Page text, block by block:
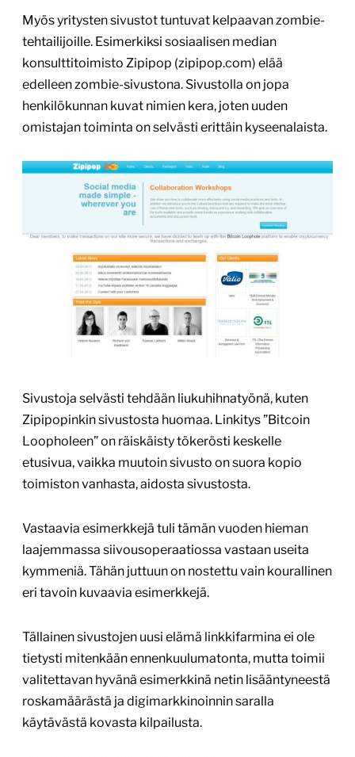
Myös yritysten sivustot tuntuvat kelpaavan zombie-
tehtailijoille. Esimerkiksi sosiaalisen median
konsulttitoimisto Zipipop (zipipop.com) elää
edelleen zombie-sivustona. Sivustolla on jopa
henkilökunnan kuvat nimien kera, joten uuden
omistajan toiminta on selvästi erittäin kyseenalaista.
Sivustoja selvästi tehdään liukuhihnatyönä, kuten
Zipipopinkin sivustosta huomaa. Linkitys ”Bitcoin
Loopholeen” on räiskäisty tökerösti keskelle
etusivua, vaikka muutoin sivusto on suora kopio
toimiston vanhasta, aidosta sivustosta.
Vastaavia esimerkkejä tuli tämän vuoden hieman
laajemmassa siivousoperaatiossa vastaan useita
kymmeniä. Tähän juttuun on nostettu vain kourallinen
eri tavoin kuvaavia esimerkkejä.
Tällainen sivustojen uusi elämä linkkifarmina ei ole
tietysti mitenkään ennenkuulumatonta, mutta toimii
valitettavan hyvänä esimerkkinä netin lisääntyneestä
roskamäärästä ja digimarkkinoinnin saralla
käytävästä kovasta kilpailusta.